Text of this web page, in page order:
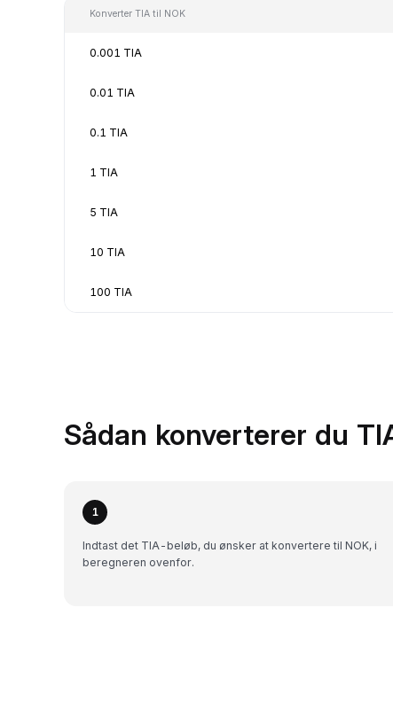
Konverter TIA til NOK
0.001 TIA
0.01 TIA
0.1 TIA
1 TIA
5 TIA
10 TIA
100 TIA
Sådan konverterer du
1
Indtast det TIA-beløb, du ønsker at konvertere til NOK, i
beregneren ovenfor.